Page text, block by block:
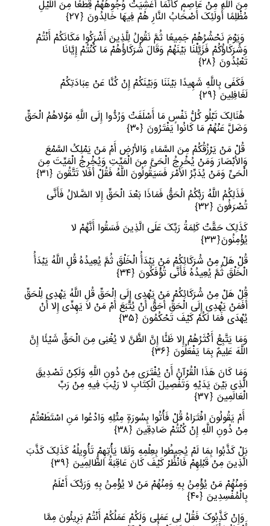
مِنَ اللَّهِ مِنْ عَاصِمٍ کَأَنَّمَا أُغْشِیَتْ وُجُوهُهُمْ قِطَعًا مِنَ اللَّیْلِ
مُظْلِمًا أُولَئِکَ أَصْحَابُ النَّارِ هُمْ فِیهَا خَالِدُونَ ﴿٢٧﴾
وَیَوْمَ نَحْشُرُهُمْ جَمِیعًا ثُمَّ نَقُولُ لِلَّذِینَ أَشْرَکُوا مَکَانَکُمْ أَنْتُمْ
وَشُرَکَاؤُکُمْ فَزَیَّلْنَا بَیْنَهُمْ وَقَالَ شُرَکَاؤُهُمْ مَا کُنْتُمْ إِیَّانَا
تَعْبُدُونَ ﴿٢٨﴾
فَکَفَى بِاللَّهِ شَهِیدًا بَیْنَنَا وَبَیْنَکُمْ إِنْ کُنَّا عَنْ عِبَادَتِکُمْ
لَغَافِلِینَ ﴿٢٩﴾
هُنَالِکَ تَبْلُو کُلُّ نَفْسٍ مَا أَسْلَفَتْ وَرُدُّوا إِلَى اللَّهِ مَوْلاهُمُ الْحَقِّ
وَضَلَّ عَنْهُمْ مَا کَانُوا یَفْتَرُونَ ﴿٣٠﴾
قُلْ مَنْ یَرْزُقُکُمْ مِنَ السَّمَاءِ وَالأرْضِ أَمْ مَنْ یَمْلِکُ السَّمْعَ
وَالأبْصَارَ وَمَنْ یُخْرِجُ الْحَیَّ مِنَ الْمَیِّتِ وَیُخْرِجُ الْمَیِّتَ مِنَ
الْحَیِّ وَمَنْ یُدَبِّرُ الأمْرَ فَسَیَقُولُونَ اللَّهُ فَقُلْ أَفَلا تَتَّقُونَ ﴿٣١﴾
فَذَلِکُمُ اللَّهُ رَبُّکُمُ الْحَقُّ فَمَاذَا بَعْدَ الْحَقِّ إِلا الضَّلالُ فَأَنَّى
تُصْرَفُونَ ﴿٣٢﴾
کَذَلِکَ حَقَّتْ کَلِمَةُ رَبِّکَ عَلَى الَّذِینَ فَسَقُوا أَنَّهُمْ لا
یُؤْمِنُونَ﴿٣٣﴾
قُلْ هَلْ مِنْ شُرَکَائِکُمْ مَنْ یَبْدَأُ الْخَلْقَ ثُمَّ یُعِیدُهُ قُلِ اللَّهُ یَبْدَأُ
الْخَلْقَ ثُمَّ یُعِیدُهُ فَأَنَّى تُؤْفَکُونَ ﴿٣٤﴾
قُلْ هَلْ مِنْ شُرَکَائِکُمْ مَنْ یَهْدِی إِلَى الْحَقِّ قُلِ اللَّهُ یَهْدِی لِلْحَقِّ
أَفَمَنْ یَهْدِی إِلَى الْحَقِّ أَحَقُّ أَنْ یُتَّبَعَ أَمْ مَنْ لا یَهِدِّی إِلا أَنْ
یُهْدَى فَمَا لَکُمْ کَیْفَ تَحْکُمُونَ ﴿٣٥﴾
وَمَا یَتَّبِعُ أَکْثَرُهُمْ إِلا ظَنًّا إِنَّ الظَّنَّ لا یُغْنِی مِنَ الْحَقِّ شَیْئًا إِنَّ
اللَّهَ عَلِیمٌ بِمَا یَفْعَلُونَ ﴿٣٦﴾
وَمَا کَانَ هَذَا الْقُرْآنُ أَنْ یُفْتَرَى مِنْ دُونِ اللَّهِ وَلَکِنْ تَصْدِیقَ
الَّذِی بَیْنَ یَدَیْهِ وَتَفْصِیلَ الْکِتَابِ لا رَیْبَ فِیهِ مِنْ رَبِّ
الْعَالَمِینَ ﴿٣٧﴾
أَمْ یَقُولُونَ افْتَرَاهُ قُلْ فَأْتُوا بِسُورَةٍ مِثْلِهِ وَادْعُوا مَنِ اسْتَطَعْتُمْ
مِنْ دُونِ اللَّهِ إِنْ کُنْتُمْ صَادِقِینَ ﴿٣٨﴾
بَلْ کَذَّبُوا بِمَا لَمْ یُحِیطُوا بِعِلْمِهِ وَلَمَّا یَأْتِهِمْ تَأْوِیلُهُ کَذَلِکَ کَذَّبَ
الَّذِینَ مِنْ قَبْلِهِمْ فَانْظُرْ کَیْفَ کَانَ عَاقِبَةُ الظَّالِمِینَ ﴿٣٩﴾
وَمِنْهُمْ مَنْ یُؤْمِنُ بِهِ وَمِنْهُمْ مَنْ لا یُؤْمِنُ بِهِ وَرَبُّکَ أَعْلَمُ
بِالْمُفْسِدِینَ ﴿٤٠﴾
وَإِنْ کَذَّبُوکَ فَقُلْ لِی عَمَلِی وَلَکُمْ عَمَلُکُمْ أَنْتُمْ بَرِیئُونَ مِمَّا